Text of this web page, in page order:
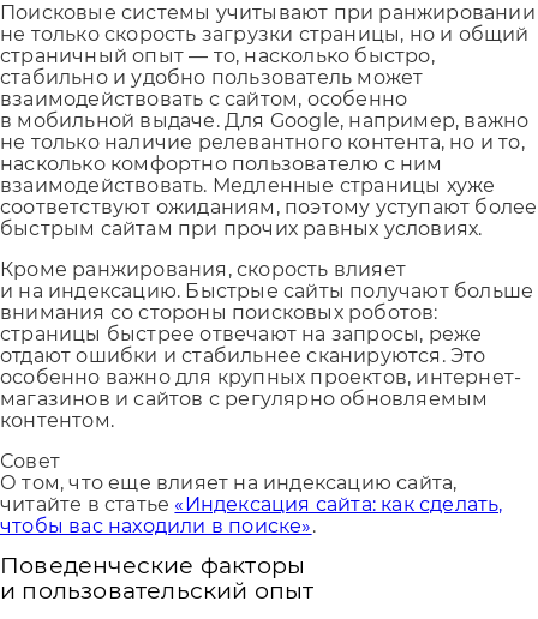
Поисковые системы учитывают при ранжировании
не только скорость загрузки страницы, но и общий
страничный опыт — то, насколько быстро,
стабильно и удобно пользователь может
взаимодействовать с сайтом, особенно
в мобильной выдаче. Для Google, например, важно
не только наличие релевантного контента, но и то,
насколько комфортно пользователю с ним
взаимодействовать. Медленные страницы хуже
соответствуют ожиданиям, поэтому уступают более
быстрым сайтам при прочих равных условиях.
Кроме ранжирования, скорость влияет
и на индексацию. Быстрые сайты получают больше
внимания со стороны поисковых роботов:
страницы быстрее отвечают на запросы, реже
отдают ошибки и стабильнее сканируются. Это
особенно важно для крупных проектов, интернет-
магазинов и сайтов с регулярно обновляемым
контентом.
Совет
О том, что еще влияет на индексацию сайта,
читайте в статье «Индексация сайта: как сделать,
чтобы вас находили в поиске».
Поведенческие факторы
и пользовательский опыт